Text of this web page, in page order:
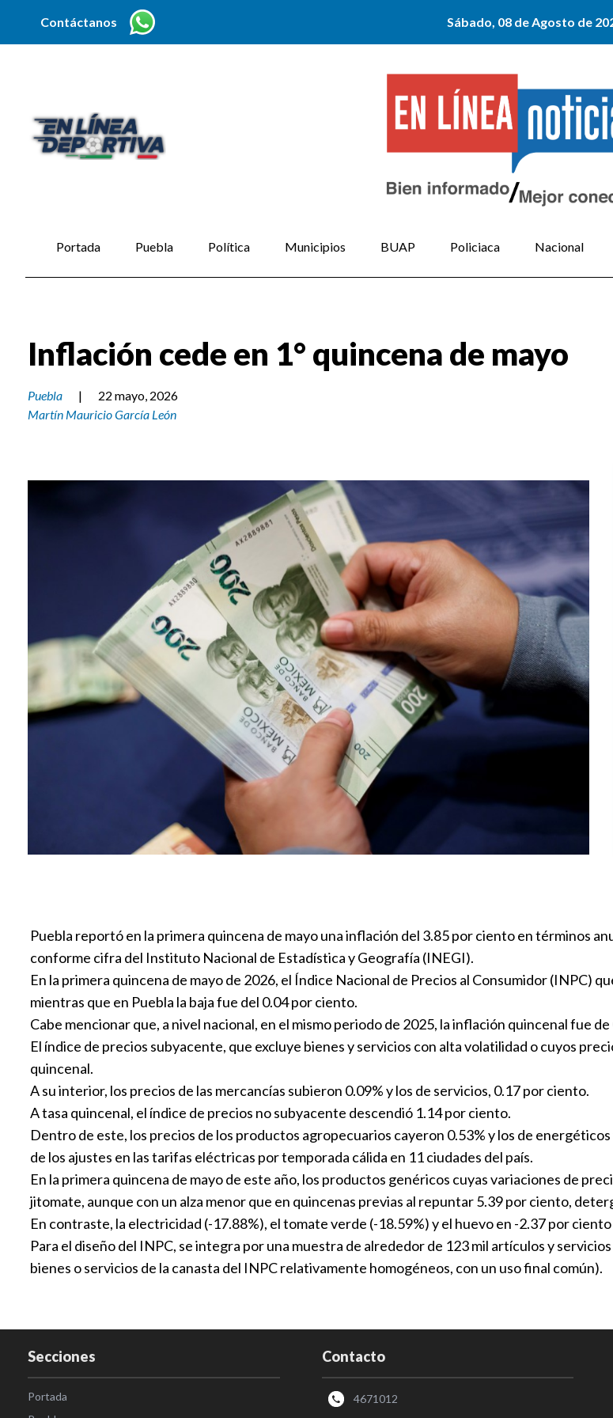
Contáctanos Sábado, 08 de Agosto de
Portada Puebla Política Municipios BUAP Policiaca Nacional
Inflación cede en 1° quincena de mayo
Puebla |
22 mayo, 2026
Martín Mauricio García León
Puebla reportó en la primera quincena de mayo una inflación del 3.85 por ciento en términos
conforme cifra del Instituto Nacional de Estadística y Geografía (INEGI).
En la primera quincena de mayo de 2026, el Índice Nacional de Precios al Consumidor (INPC)
mientras que en Puebla la baja fue del 0.04 por ciento.
Cabe mencionar que, a nivel nacional, en el mismo periodo de 2025, la inflación quincenal fue
El índice de precios subyacente, que excluye bienes y servicios con alta volatilidad o cuyos
quincenal.
A su interior, los precios de las mercancías subieron 0.09% y los de servicios, 0.17 por ciento.
A tasa quincenal, el índice de precios no subyacente descendió 1.14 por ciento.
Dentro de este, los precios de los productos agropecuarios cayeron 0.53% y los de
de los ajustes en las tarifas eléctricas por temporada cálida en 11 ciudades del país.
En la primera quincena de mayo de este año, los productos genéricos cuyas variaciones de
jitomate, aunque con un alza menor que en quincenas previas al repuntar 5.39 por ciento,
En contraste, la electricidad (-17.88%), el tomate verde (-18.59%) y el huevo en -2.37 por
Para el diseño del INPC, se integra por una muestra de alrededor de 123 mil artículos y
bienes o servicios de la canasta del INPC relativamente homogéneos, con un uso final común).
Secciones
Portada
Contacto
4671012